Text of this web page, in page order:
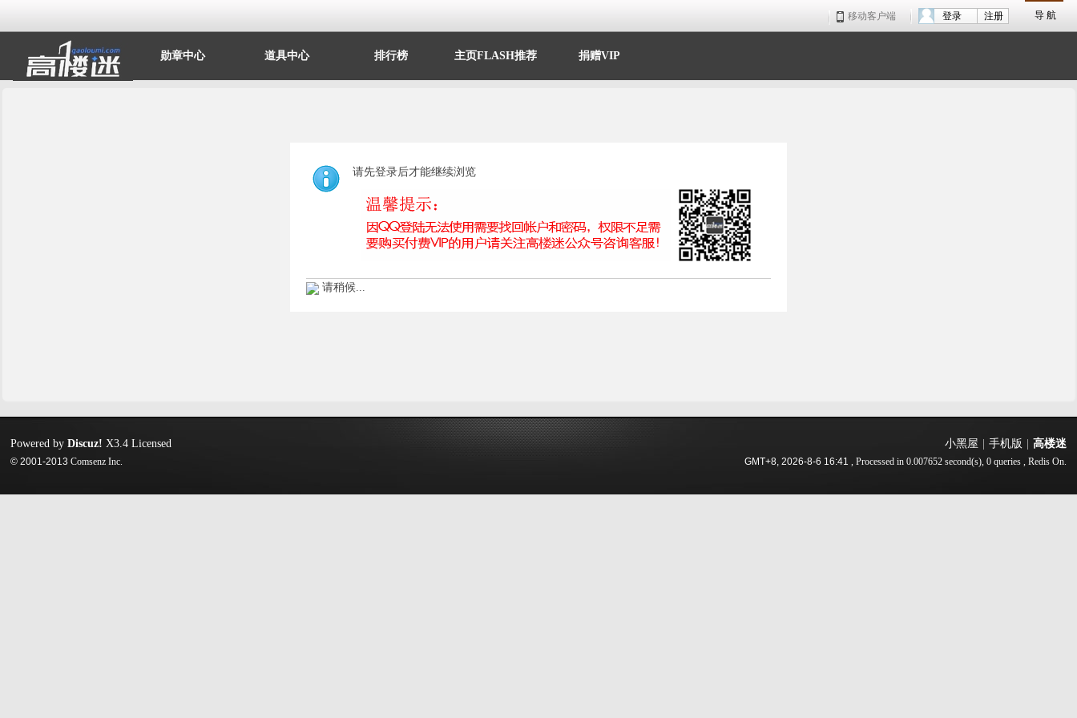
导 航
移动客户端 注册
登录
勋章中心 道具中心 排行榜 主页FLASH推荐 捐赠VIP
请先登录后才能继续浏览
请稍候...
小黑屋 手机版 高楼迷
GMT+8, 2026-8-6 16:41 , Processed in 0.007652 second(s), 0 queries , Redis On.
Powered byDiscuz! X3.4 Licensed
© 2001-2013Comsenz Inc.